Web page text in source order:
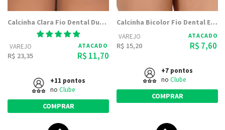
Calcinha Clara Fio Dental Duplo Com Microfibra Embutida - Dily Modas
VAREJO
R$ 23,35
ATACADO
R$ 11,70
+11 pontos
no Clube
COMPRAR
Calcinha Bicolor Fio Dental Embutido Fabíola 2122 - Dily Modas
VAREJO
R$ 15,20
ATACADO
R$ 7,60
+7 pontos
no Clube
COMPRAR